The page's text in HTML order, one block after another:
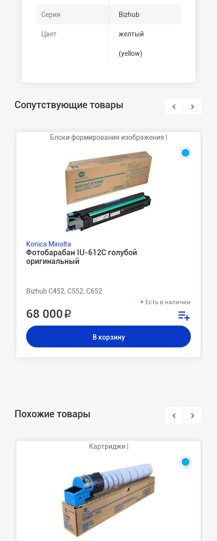
Серия Bizhub
Цвет желтый
(yellow)
Сопутствующие товары
Блоки формирования изображения |
Konica Minolta
Фотобарабан IU-612C голубой
оригинальный
Bizhub C452, C552, C652
Есть в наличии
68 000 ₽
В корзину
Похожие товары
Картриджи |